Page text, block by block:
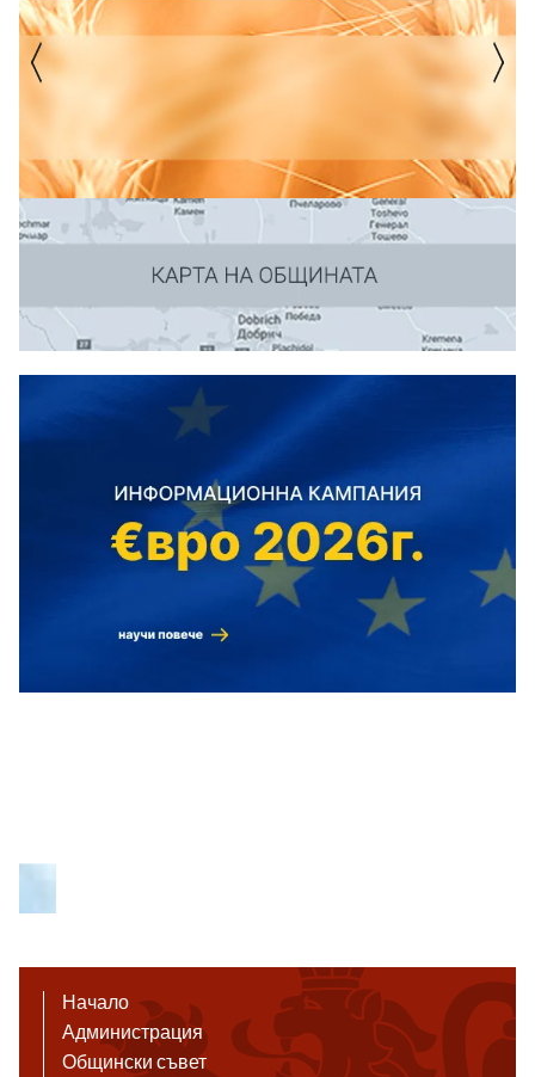
Начало
Администрация
Общински съвет